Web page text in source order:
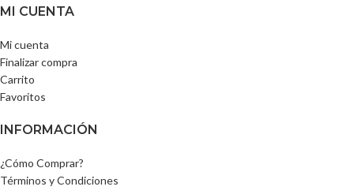
MI CUENTA
Mi cuenta
Finalizar compra
Carrito
Favoritos
INFORMACIÓN
¿Cómo Comprar?
Términos y Condiciones